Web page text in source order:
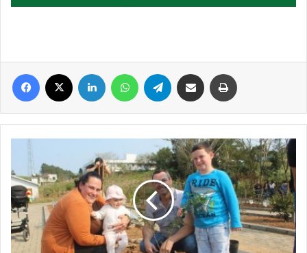
Facebook Linkedin WhatsAppTelegram Compartilhar via e-mail
planta
árvore
para
cada
bebê
e